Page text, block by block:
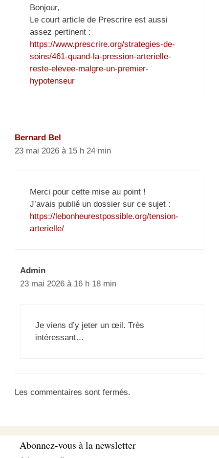
Bonjour,
Le court article de Prescrire est aussi
assez pertinent :
https://www.prescrire.org/strategies-de-
soins/461-quand-la-pression-arterielle-
reste-elevee-malgre-un-premier-
hypotenseur
Bernard Bel
23 mai 2026 à 15 h 24 min
Merci pour cette mise au point !
J’avais publié un dossier sur ce sujet :
https://lebonheurestpossible.org/tension-
arterielle/
Admin
23 mai 2026 à 16 h 18 min
Je viens d’y jeter un œil. Très
intéressant…
Les commentaires sont fermés.
Abonnez-vous à la newsletter